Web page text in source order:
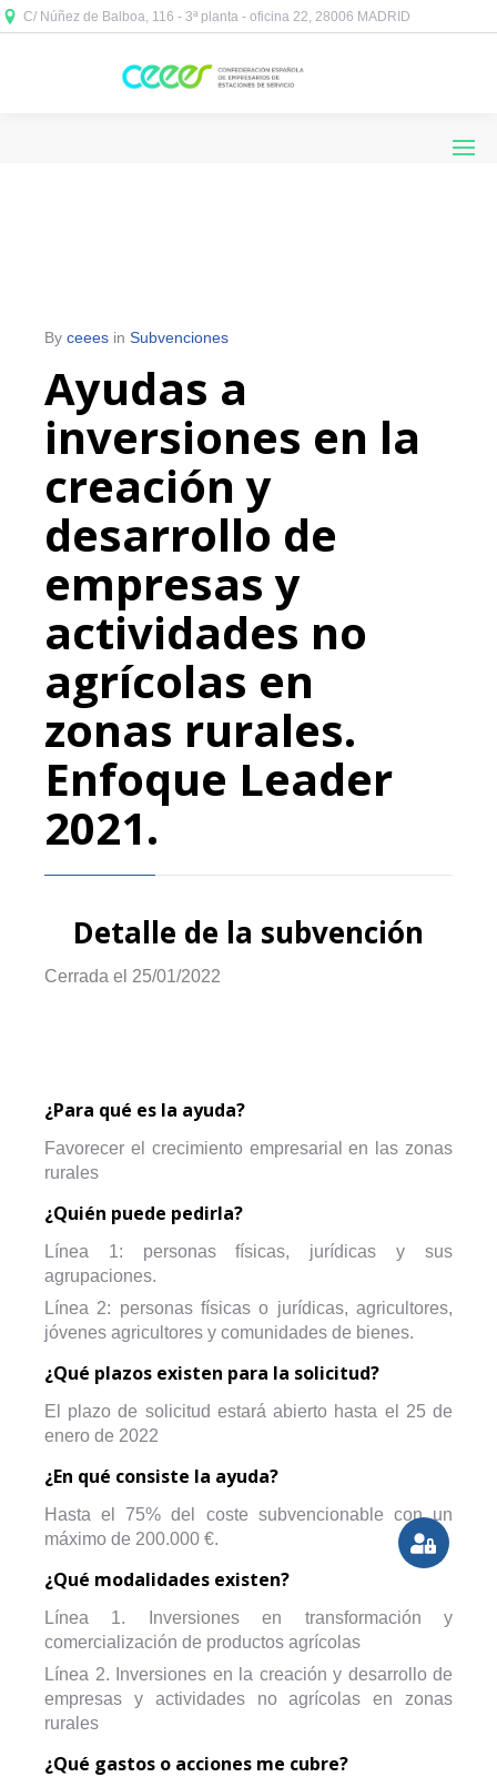
C/ Núñez de Balboa, 116 - 3ª planta - oficina 22, 28006 MADRID
By ceees in Subvenciones
Ayudas a
inversiones en la
creación y
desarrollo de
empresas y
actividades no
agrícolas en
zonas rurales.
Enfoque Leader
2021.
Detalle de la subvención
Cerrada el 25/01/2022
¿Para qué es la ayuda?
Favorecer el crecimiento empresarial en las zonas
rurales
¿Quién puede pedirla?
Línea 1: personas físicas, jurídicas y sus
agrupaciones.
Línea 2: personas físicas o jurídicas, agricultores,
jóvenes agricultores y comunidades de bienes.
¿Qué plazos existen para la solicitud?
El plazo de solicitud estará abierto hasta el 25 de
enero de 2022
¿En qué consiste la ayuda?
Hasta el 75% del coste subvencionable con un
máximo de 200.000 €.
¿Qué modalidades existen?
Línea 1. Inversiones en transformación y
comercialización de productos agrícolas
Línea 2. Inversiones en la creación y desarrollo de
empresas y actividades no agrícolas en zonas
rurales
¿Qué gastos o acciones me cubre?